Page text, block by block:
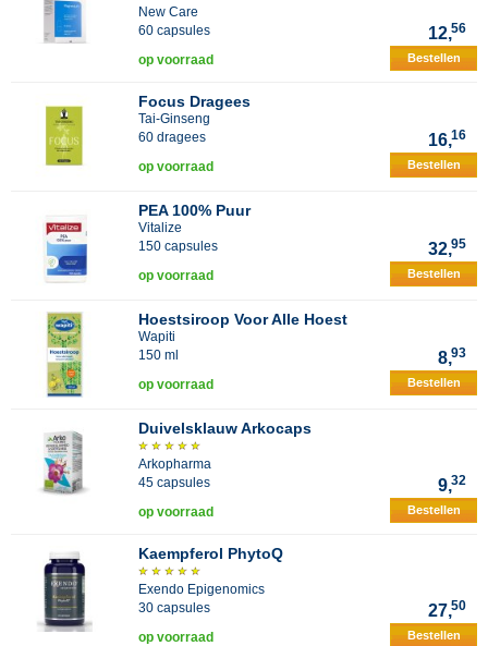
New Care
60 capsules
12,56
op voorraad Bestellen
Focus Dragees
Tai-Ginseng
60 dragees
16,16
op voorraad Bestellen
PEA 100% Puur
Vitalize
150 capsules
32,95
op voorraad Bestellen
Hoestsiroop Voor Alle Hoest
Wapiti
150 ml
8,93
op voorraad Bestellen
Duivelsklauw Arkocaps
Arkopharma
45 capsules
9,32
op voorraad Bestellen
Kaempferol PhytoQ
Exendo Epigenomics
30 capsules
27,50
op voorraad Bestellen